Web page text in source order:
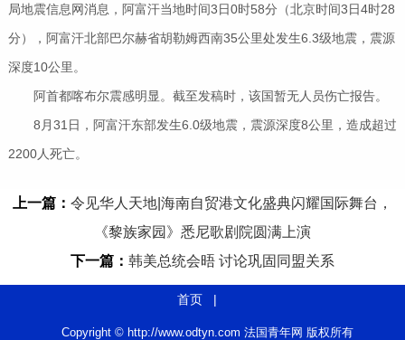
局地震信息网消息，阿富汗当地时间3日0时58分（北京时间3日4时28
分），阿富汗北部巴尔赫省胡勒姆西南35公里处发生6.3级地震，震源
深度10公里。
阿首都喀布尔震感明显。截至发稿时，该国暂无人员伤亡报告。
8月31日，阿富汗东部发生6.0级地震，震源深度8公里，造成超过
2200人死亡。
上一篇： 令见华人天地|海南自贸港文化盛典闪耀国际舞台，
《黎族家园》悉尼歌剧院圆满上演
下一篇： 韩美总统会晤 讨论巩固同盟关系
首页 |
Copyright © http://www.odtyn.com 法国青年网 版权所有